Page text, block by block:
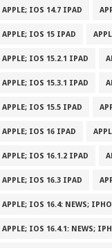
APPLE; IOS 14.7 IPAD
APPLE; IOS 15 IPAD
APPLE; IOS 15.2.1 IPAD
APPLE; IOS 15.3.1 IPAD
APPLE; IOS 15.5 IPAD
APPLE; IOS 16 IPAD
APPLE; IOS 16.1.2 IPAD
APPLE; IOS 16.3 IPAD
APPLE; IOS 16.4: NEWS;
APPLE; IOS 16.4.1: NEWS;